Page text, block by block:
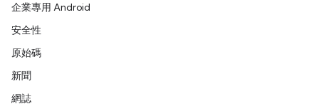
企業專用 Android
安全性
原始碼
新聞
網誌